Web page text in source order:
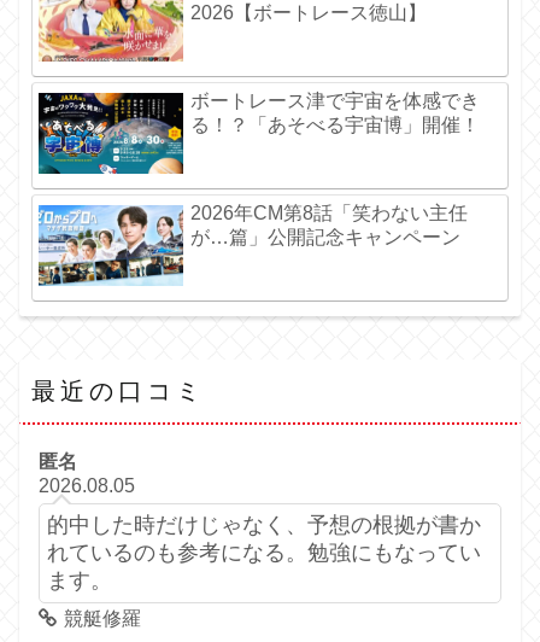
2026【ボートレース徳山】
ボートレース津で宇宙を体感でき
る！？「あそべる宇宙博」開催！
2026年CM第8話「笑わない主任
が…篇」公開記念キャンペーン
最近の口コミ
匿名
2026.08.05
的中した時だけじゃなく、予想の根拠が書か
れているのも参考になる。勉強にもなってい
ます。
競艇修羅